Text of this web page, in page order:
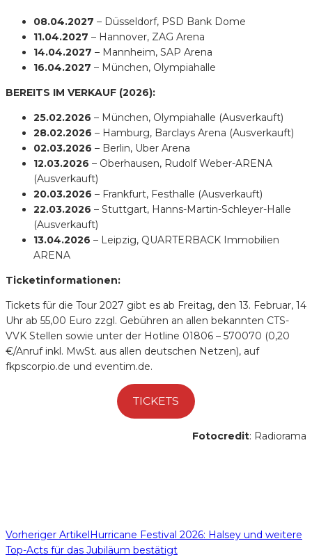
08.04.2027 – Düsseldorf, PSD Bank Dome
11.04.2027 – Hannover, ZAG Arena
14.04.2027 – Mannheim, SAP Arena
16.04.2027 – München, Olympiahalle
BEREITS IM VERKAUF (2026):
25.02.2026 – München, Olympiahalle (Ausverkauft)
28.02.2026 – Hamburg, Barclays Arena (Ausverkauft)
02.03.2026 – Berlin, Uber Arena
12.03.2026 – Oberhausen, Rudolf Weber-ARENA
(Ausverkauft)
20.03.2026 – Frankfurt, Festhalle (Ausverkauft)
22.03.2026 – Stuttgart, Hanns-Martin-Schleyer-Halle
(Ausverkauft)
13.04.2026 – Leipzig, QUARTERBACK Immobilien
ARENA
Ticketinformationen:
Tickets für die Tour 2027 gibt es ab Freitag, den 13. Februar, 14
Uhr ab 55,00 Euro zzgl. Gebühren an allen bekannten CTS-
VVK Stellen sowie unter der Hotline 01806 – 570070 (0,20
€/Anruf inkl. MwSt. aus allen deutschen Netzen), auf
fkpscorpio.de und eventim.de.
TICKETS
Fotocredit: Radiorama
Vorheriger ArtikelHurricane Festival 2026: Halsey und weitere
Top-Acts für das Jubiläum bestätigt